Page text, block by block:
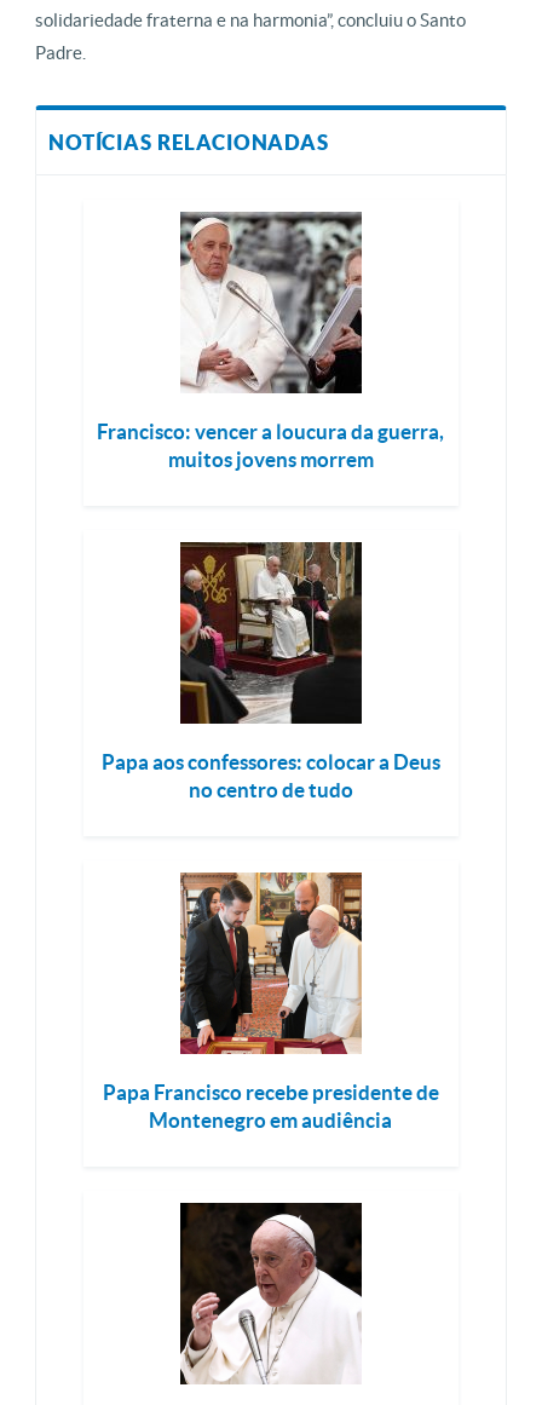
solidariedade fraterna e na harmonia”, concluiu o Santo
Padre.
NOTÍCIAS RELACIONADAS
Francisco: vencer a loucura da guerra,
muitos jovens morrem
Papa aos confessores: colocar a Deus
no centro de tudo
Papa Francisco recebe presidente de
Montenegro em audiência